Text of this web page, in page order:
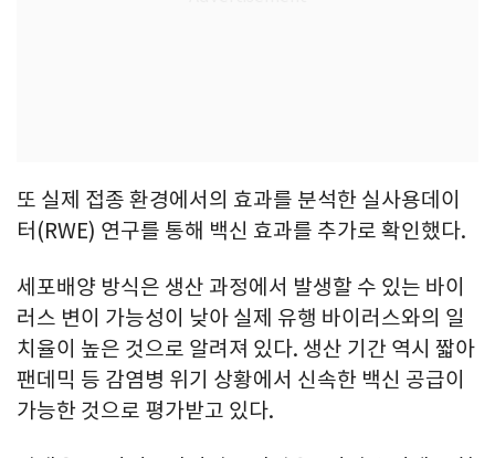
또 실제 접종 환경에서의 효과를 분석한 실사용데이
터(RWE) 연구를 통해 백신 효과를 추가로 확인했다.
세포배양 방식은 생산 과정에서 발생할 수 있는 바이
러스 변이 가능성이 낮아 실제 유행 바이러스와의 일
치율이 높은 것으로 알려져 있다. 생산 기간 역시 짧아
팬데믹 등 감염병 위기 상황에서 신속한 백신 공급이
가능한 것으로 평가받고 있다.